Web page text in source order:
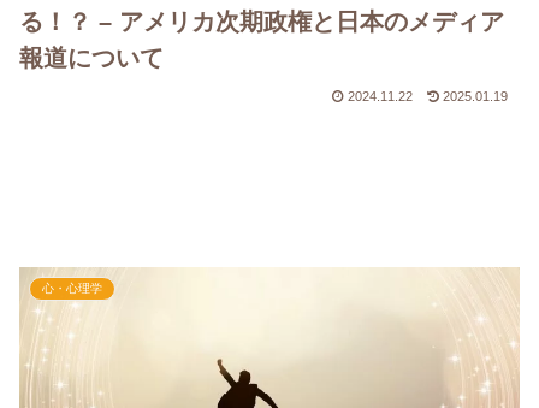
る！？ – アメリカ次期政権と日本のメディア
報道について
2024.11.22 2025.01.19
心・心理学